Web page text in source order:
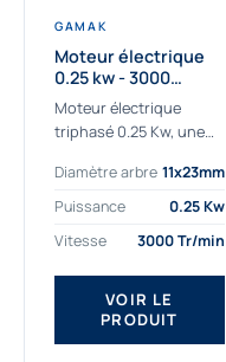
GAMAK
Moteur électrique
0.25 kw - 3000
Tr/min - 230/400V -
IE2
Moteur électrique
triphasé 0.25 Kw, une
adaptée à tous types
de machines.
triphasé 0.25 Kw Gamak
à haut rendement...
Diamètre arbre 11x23mm
Puissance
0.25 Kw
Vitesse
3000 Tr/min
VOIR LE
PRODUIT